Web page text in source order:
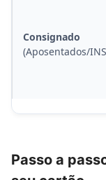
Consignado
(Aposentados/
Passo a